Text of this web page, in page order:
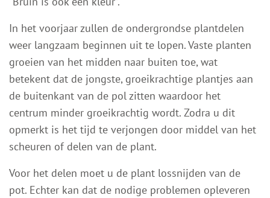
In het voorjaar zullen de ondergrondse plantdelen
weer langzaam beginnen uit te lopen. Vaste planten
groeien van het midden naar buiten toe, wat
betekent dat de jongste, groeikrachtige plantjes aan
de buitenkant van de pol zitten waardoor het
centrum minder groeikrachtig wordt. Zodra u dit
opmerkt is het tijd te verjongen door middel van het
scheuren of delen van de plant.
Voor het delen moet u de plant lossnijden van de
pot. Echter kan dat de nodige problemen opleveren